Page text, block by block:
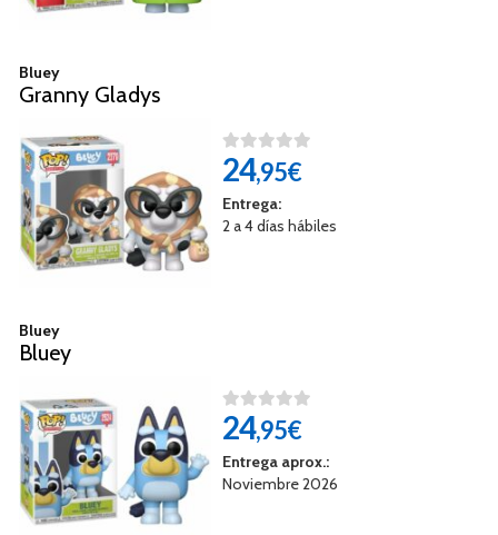
Bluey
Granny Gladys
24,95€
Entrega:
2 a 4 días hábiles
Bluey
Bluey
24,95€
Entrega aprox.:
Noviembre 2026